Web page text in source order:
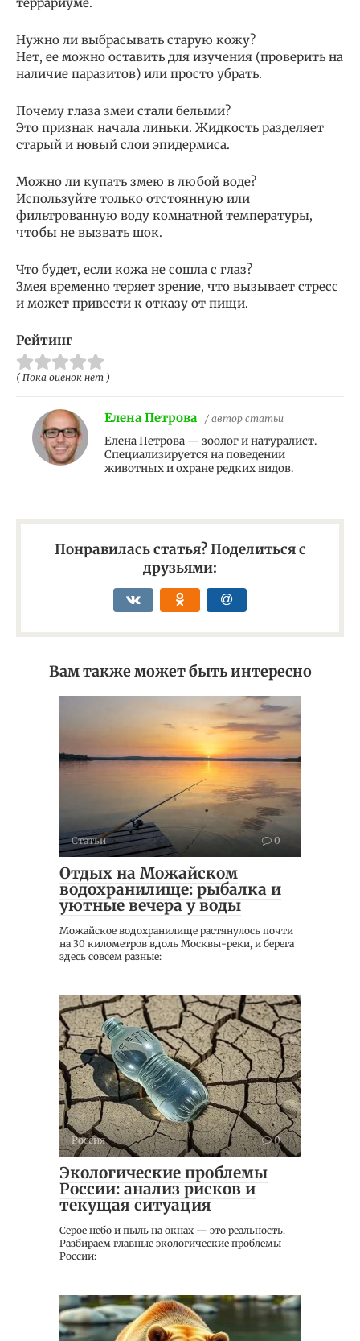
Нужно ли выбрасывать старую кожу?
Нет, ее можно оставить для изучения (проверить на
наличие паразитов) или просто убрать.
Почему глаза змеи стали белыми?
Это признак начала линьки. Жидкость разделяет
старый и новый слои эпидермиса.
Можно ли купать змею в любой воде?
Используйте только отстоянную или
фильтрованную воду комнатной температуры,
чтобы не вызвать шок.
Что будет, если кожа не сошла с глаз?
Змея временно теряет зрение, что вызывает стресс
и может привести к отказу от пищи.
Рейтинг
( Пока оценок нет )
Елена Петрова / автор статьи
Елена Петрова — зоолог и натуралист.
Специализируется на поведении
животных и охране редких видов.
Понравилась статья? Поделиться с
друзьями:
Вам также может быть интересно
Статьи 0
Отдых на Можайском
водохранилище: рыбалка и
уютные вечера у воды
Можайское водохранилище растянулось почти
на 30 километров вдоль Москвы-реки, и берега
здесь совсем разные:
Россия 0
Экологические проблемы
России: анализ рисков и
текущая ситуация
Серое небо и пыль на окнах — это реальность.
Разбираем главные экологические проблемы
России: